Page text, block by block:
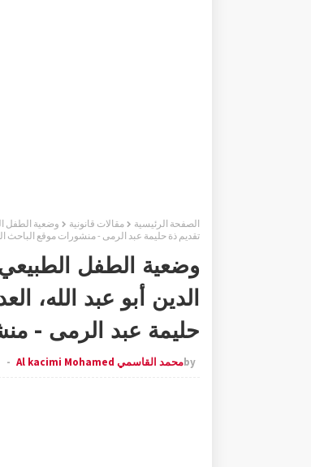
الصفحة الرئيسية مقالات قانونية
تقديم ذة حليمة عبد الرمى - منشورات موقع الباحث
وضعية الطفل الطبيعي
حليمة عبد الرمى -
byمحمد القاسمي Al kacimi Mohamed